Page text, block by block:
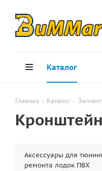
Каталог
Главная - Каталог -
Аксессуары для
ремонта лодок ПВХ